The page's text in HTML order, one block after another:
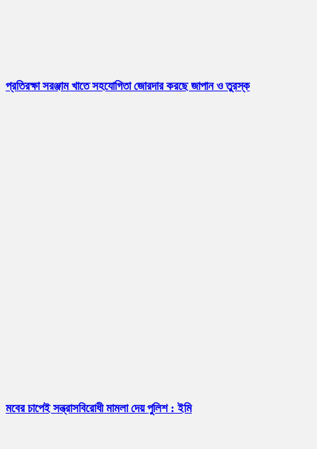
প্রতিরক্ষা সরঞ্জাম খাতে সহযোগিতা জোরদার করছে জাপান ও তুরস্ক
মবের চাপেই সন্ত্রাসবিরোধী মামলা দেয় পুলিশ : ইমি